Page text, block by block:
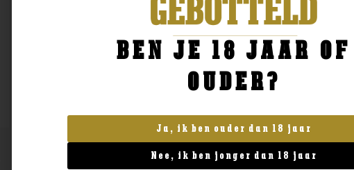
Blended Whisky
BEN JE 18 JAAR OF
OUDER?
Ja, ik ben ouder dan 18 jaar
Nee, ik ben jonger dan 18 jaar